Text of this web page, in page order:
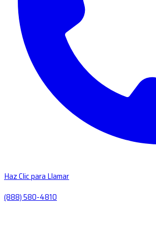
Haz Clic para Llamar
(888) 580-4810